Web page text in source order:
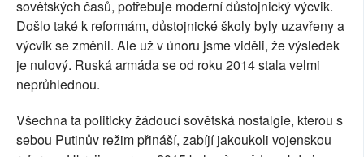
sovětských časů, potřebuje moderní důstojnický výcvik.
Došlo také k reformám, důstojnické školy byly uzavřeny a
výcvik se změnil. Ale už v únoru jsme viděli, že výsledek
je nulový. Ruská armáda se od roku 2014 stala velmi
neprůhlednou.
Všechna ta politicky žádoucí sovětská nostalgie, kterou s
sebou Putinův režim přináší, zabíjí jakoukoli vojenskou